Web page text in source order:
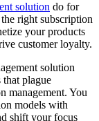
solution do for
right subscription
your products
customer loyalty.
solution
that plague
management. You
models with
shift your focus